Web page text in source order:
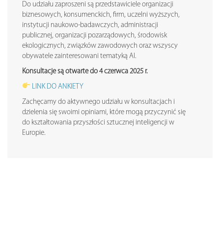
Do udziału zaproszeni są przedstawiciele organizacji
biznesowych, konsumenckich, firm, uczelni wyższych,
instytucji naukowo-badawczych, administracji
publicznej, organizacji pozarządowych, środowisk
ekologicznych, związków zawodowych oraz wszyscy
obywatele zainteresowani tematyką AI.
Konsultacje są otwarte do 4 czerwca 2025 r.
LINK DO ANKIETY
Zachęcamy do aktywnego udziału w konsultacjach i
dzielenia się swoimi opiniami, które mogą przyczynić się
do kształtowania przyszłości sztucznej inteligencji w
Europie.